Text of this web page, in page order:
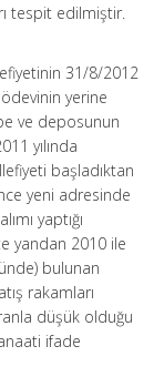
tespit edilmiştir.
31/8/2012
yerine
ve deposunun
yılında
başladıktan
yeni adresinde
yaptığı
yandan 2010 ile
bulunan
rakamları
düşük olduğu
ifade